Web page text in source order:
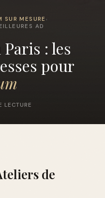
SUR MESURE ›
AD
: les
pour
LECTURE
de